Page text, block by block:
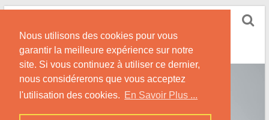
Nous utilisons des cookies pour vous
garantir la meilleure expérience sur notre
site. Si vous continuez à utiliser ce dernier,
nous considérerons que vous acceptez
l'utilisation des cookies. En Savoir Plus ...
Skip
content
Conseils et Infos pour la Rencontre d'une Belle
Africaine !